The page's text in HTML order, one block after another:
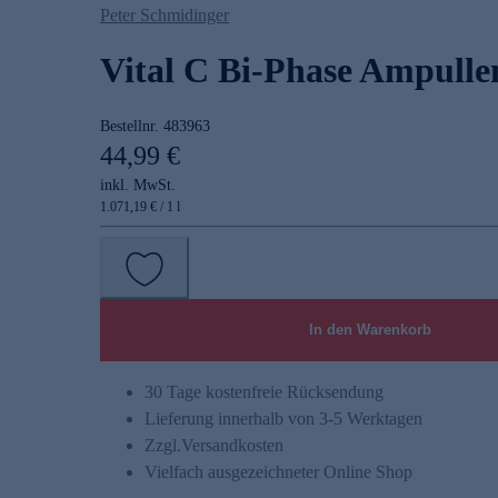
Peter Schmidinger
Vital C Bi-Phase
Bestellnr. 483963
44,99 €
inkl. MwSt.
1.071,19 € / 1 l
In den Warenkorb
30 Tage kostenfreie Rücksendung
Lieferung innerhalb von 3-5 Werktagen
Zzgl.Versandkosten
Vielfach ausgezeichneter Online Shop